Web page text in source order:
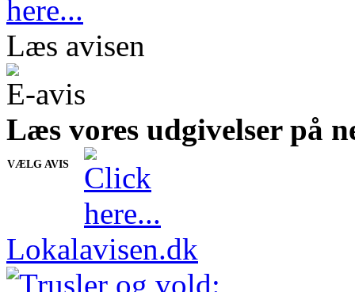
Læs avisen
E-avis
Læs vores udgivelser på
VÆLG AVIS
Lokalavisen.dk